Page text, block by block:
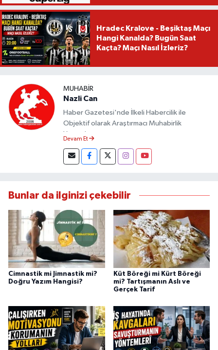
Hradec Kralove - Beşiktaş Maçı
Hangi Kanalda? Bugün Saat
Kaçta? Maçı Nasıl İzleriz?
MUHABIR
Nazli Can
Haber Gazetesi'nde İlkeli Habercilik ile
Objektif olarak Araştırmacı Muhabirlik
Yapmaktayım.
Devam Et
Bunlar da ilginizi çekebilir
Cimnastik mi Jimnastik mi?
Doğru Yazım Hangisi?
Küt Böreği mi Kürt Böreği
mi? Tartışmanın Aslı ve
Gerçek Tarif